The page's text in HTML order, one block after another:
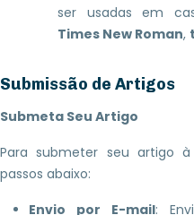
ser usadas em
Times New Roman,
Submissão de Artigos
Submeta Seu Artigo
Para submeter seu artigo à
passos abaixo:
Envio por E-mail: